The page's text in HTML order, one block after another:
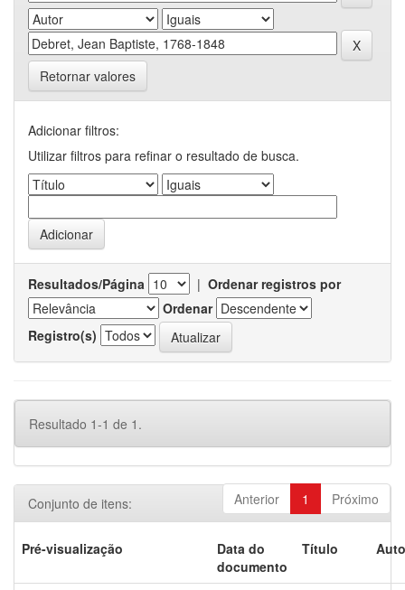
Retornar valores
Adicionar filtros:
Utilizar filtros para refinar o resultado de busca.
Resultados/Página | Ordenar registros por
Ordenar
Registro(s)
Resultado 1-1 de 1.
Anterior 1 Próximo
Conjunto de itens:
Pré-visualização
Data do
documento
Título